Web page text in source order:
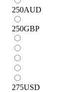
250AUD
250GBP
275USD